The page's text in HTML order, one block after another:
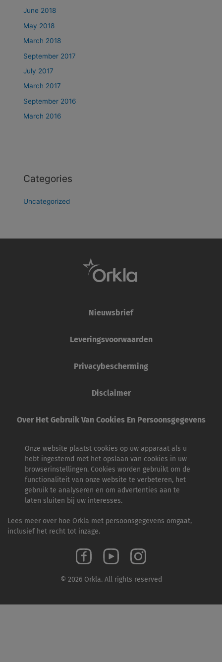
June 2018
May 2018
March 2018
September 2017
July 2017
March 2017
September 2016
March 2016
Categories
Uncategorized
Nieuwsbrief
Leveringsvoorwaarden
Privacybescherming
Disclaimer
Over Het Gebruik Van Cookies En Persoonsgegevens
Onze website plaatst cookies op uw apparaat als u
hebt ingestemd met het opslaan van cookies in uw
browserinstellingen. Cookies worden gebruikt om de
functionaliteit van onze website te verbeteren, het
gebruik te analyseren en om advertenties aan te
laten sluiten bij uw interesses.
Lees meer over hoe Orkla met persoonsgegevens omgaat,
inclusief het recht tot inzage.
© 2026 Orkla. All rights reserved